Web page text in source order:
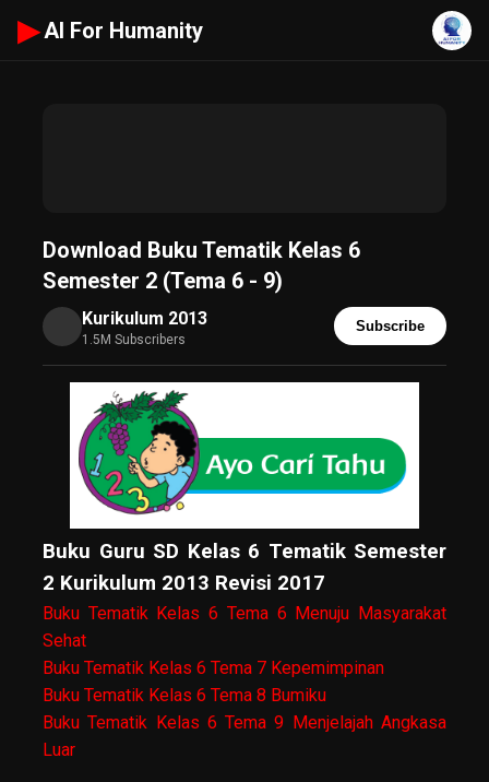
▶ AI For Humanity
Download Buku Tematik Kelas 6
Semester 2 (Tema 6 - 9)
Kurikulum 2013
1.5M Subscribers
Subscribe
Buku Guru SD Kelas 6 Tematik Semester
2 Kurikulum 2013 Revisi 2017
Buku Tematik Kelas 6 Tema 6 Menuju Masyarakat
Sehat
Buku Tematik Kelas 6 Tema 7 Kepemimpinan
Buku Tematik Kelas 6 Tema 8 Bumiku
Buku Tematik Kelas 6 Tema 9 Menjelajah Angkasa
Luar